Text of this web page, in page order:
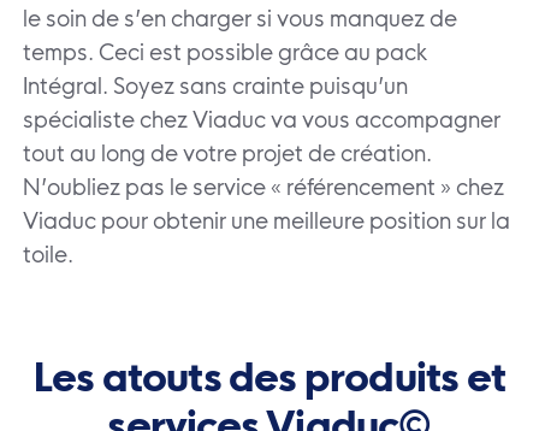
le soin de s’en charger si vous manquez de
temps. Ceci est possible grâce au pack
Intégral. Soyez sans crainte puisqu’un
spécialiste chez Viaduc va vous accompagner
tout au long de votre projet de création.
N’oubliez pas le service « référencement » chez
Viaduc pour obtenir une meilleure position sur la
toile.
Les atouts des produits et